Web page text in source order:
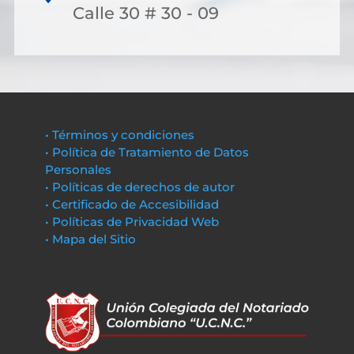
Calle 30 # 30 - 09
• Términos y condiciones
• Política de Tratamiento de Datos
Personales
• Políticas de derechos de autor
• Certificado de Accesibilidad
• Políticas de Privacidad Web
• Mapa del Sitio